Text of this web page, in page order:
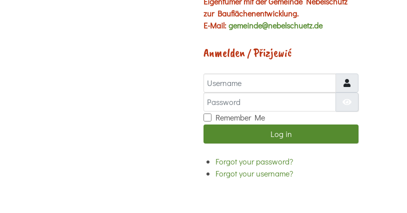
zur Bauflächenentwicklung.
E-Mail:gemeinde@nebelschuetz.de
Anmelden / Přizjewić
Username
Password
Remember Me
Log in
Forgot your password?
Forgot your username?